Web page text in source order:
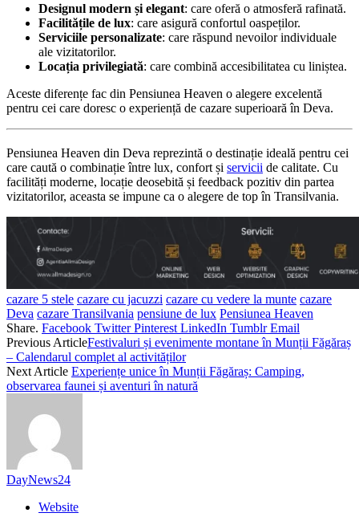
Designul modern și elegant: care oferă o atmosferă rafinată.
Facilitățile de lux: care asigură confortul oaspeților.
Serviciile personalizate: care răspund nevoilor individuale
ale vizitatorilor.
Locația privilegiată: care combină accesibilitatea cu liniștea.
Aceste diferențe fac din Pensiunea Heaven o alegere excelentă
pentru cei care doresc o experiență de cazare superioară în Deva.
Pensiunea Heaven din Deva reprezintă o destinație ideală pentru cei
care caută o combinație între lux, confort și servicii de calitate. Cu
facilități moderne, locație deosebită și feedback pozitiv din partea
vizitatorilor, aceasta se impune ca o alegere de top în Transilvania.
cazare 5 stele cazare cu jacuzzi cazare cu vedere la munte cazare
Deva cazare Transilvania pensiune de lux Pensiunea Heaven
Share. Facebook Twitter Pinterest LinkedIn Tumblr Email
Previous ArticleFestivaluri și evenimente montane în Munții Făgăraș
– Calendarul complet al activităților
Next Article Experiențe unice în Munții Făgăraș: Camping,
observarea faunei și aventuri în natură
DayNews24
Website